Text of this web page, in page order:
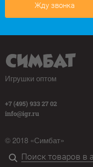
Жду звонка
Игрушки оптом
+7 (495) 933 27 02
info@igr.ru
© 2018 «Симбат»